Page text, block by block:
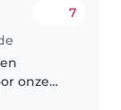
7
onze